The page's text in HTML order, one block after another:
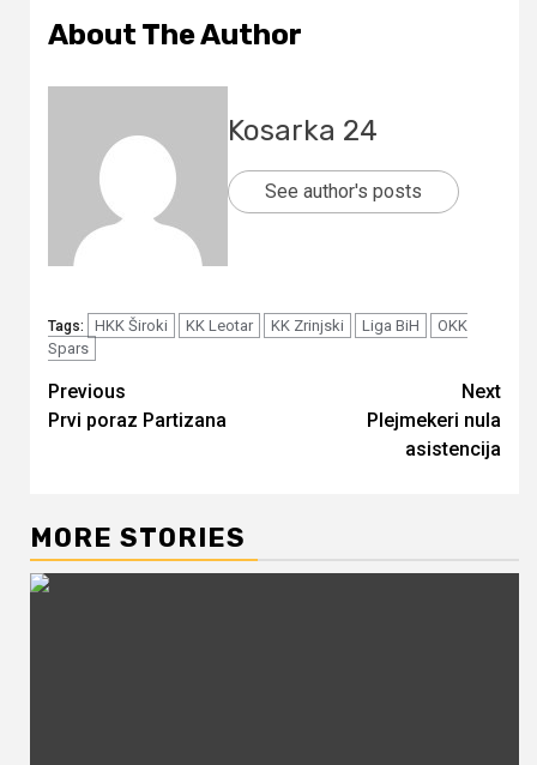
About The Author
Kosarka 24
See author's posts
Tags: HKK Široki KK Leotar KK Zrinjski Liga BiH
OKK
Spars
Continue
Reading
Previous
Prvi poraz Partizana
Next
Plejmekeri nula
asistencija
MORE STORIES